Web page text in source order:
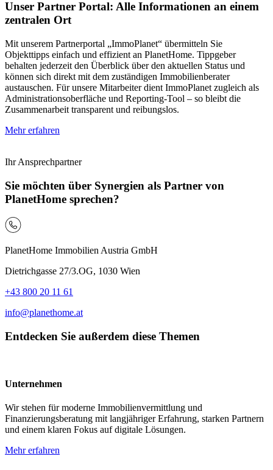
Unser Partner Portal: Alle Informationen an einem
zentralen Ort
Mit unserem Partnerportal „ImmoPlanet“ übermitteln Sie
Objekttipps einfach und effizient an PlanetHome. Tippgeber
behalten jederzeit den Überblick über den aktuellen Status und
können sich direkt mit dem zuständigen Immobilienberater
austauschen. Für unsere Mitarbeiter dient ImmoPlanet zugleich als
Administrationsoberfläche und Reporting-Tool – so bleibt die
Zusammenarbeit transparent und reibungslos.
Mehr erfahren
Ihr Ansprechpartner
Sie möchten über Synergien als Partner von
PlanetHome sprechen?
PlanetHome Immobilien Austria GmbH
Dietrichgasse 27/3.OG, 1030 Wien
+43 800 20 11 61
info@planethome.at
Entdecken Sie außerdem diese Themen
Unternehmen
Wir stehen für moderne Immobilienvermittlung und
Finanzierungsberatung mit langjähriger Erfahrung, starken Partnern
und einem klaren Fokus auf digitale Lösungen.
Mehr erfahren